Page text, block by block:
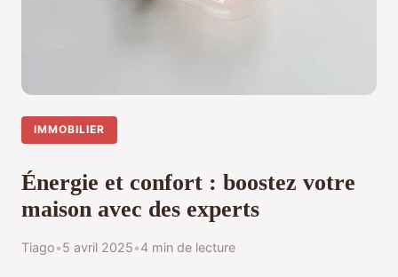
IMMOBILIER
Énergie et confort : boostez votre
maison avec des experts
Tiago•5 avril 2025•4 min de lecture